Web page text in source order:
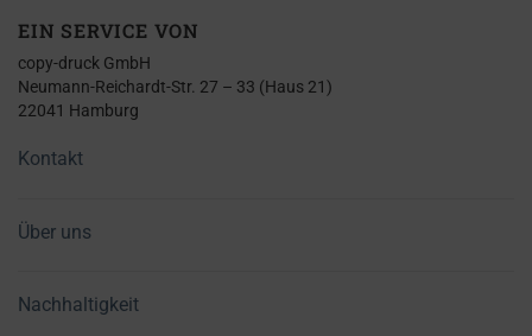
EIN SERVICE VON
copy-druck GmbH
Neumann-Reichardt-Str. 27 – 33 (Haus 21)
22041 Hamburg
Kontakt
Über uns
Nachhaltigkeit